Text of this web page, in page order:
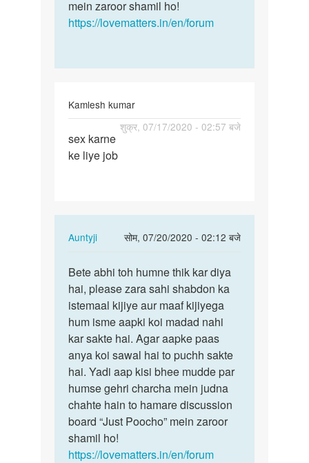
mein zaroor shamil ho!
https://lovematters.in/en/forum
Kamlesh kumar
शुक्र, 07/17/2020 - 02:57 बजे
Boor
chodne
sex karne
ke liye job
Auntyji
सोम, 07/20/2020 - 02:12 बजे
In
to
Boor
chodne
ke
liye
job
by
Kamlesh
kumar
Bete
abhi
toh
humne
thik
kar…
Bete abhi toh humne thik kar diya
hai, please zara sahi shabdon ka
istemaal kijiye aur maaf kijiyega
hum isme aapki koi madad nahi
kar sakte hai. Agar aapke paas
anya koi sawal hai to puchh sakte
hai. Yadi aap kisi bhee mudde par
humse gehri charcha mein judna
chahte hain to hamare discussion
board “Just Poocho” mein zaroor
shamil ho!
https://lovematters.in/en/forum